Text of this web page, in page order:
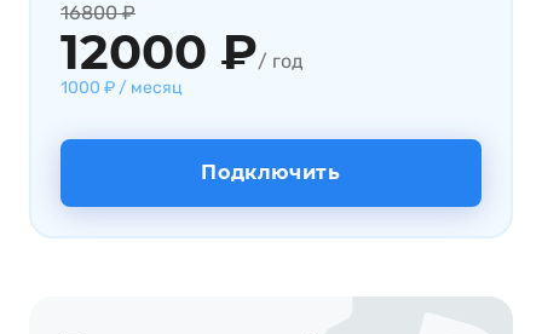
16800 ₽
12000 ₽/ год
1000 ₽ / месяц
Подключить